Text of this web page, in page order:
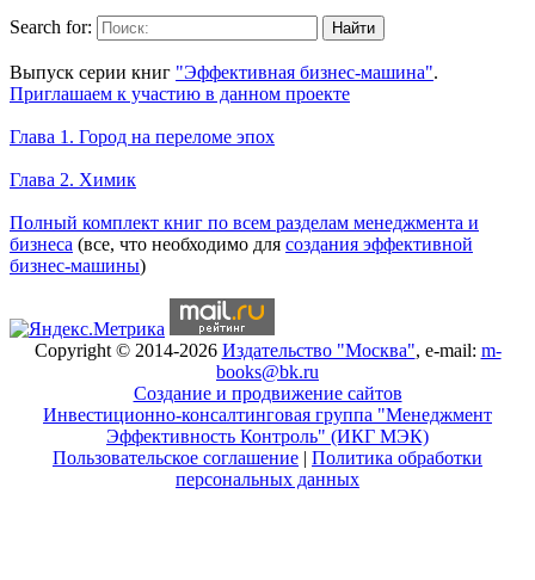
Search for:
Выпуск серии книг "Эффективная бизнес-машина".
Приглашаем к участию в данном проекте
Глава 1. Город на переломе эпох
Глава 2. Химик
Полный комплект книг по всем разделам менеджмента и
бизнеса (все, что необходимо для создания эффективной
бизнес-машины)
Copyright © 2014-2026 Издательство "Москва", e-mail: m-
books@bk.ru
Создание и продвижение сайтов
Инвестиционно-консалтинговая группа "Менеджмент
Эффективность Контроль" (ИКГ МЭК)
Пользовательское соглашение | Политика обработки
персональных данных